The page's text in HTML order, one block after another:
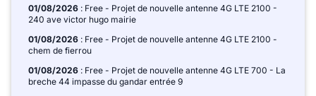
01/08/2026 : Free - Projet de nouvelle antenne 4G LTE 2100 -
240 ave victor hugo mairie
01/08/2026 : Free - Projet de nouvelle antenne 4G LTE 2100 -
chem de fierrou
01/08/2026 : Free - Projet de nouvelle antenne 4G LTE 700 - La
breche 44 impasse du gandar entrée 9